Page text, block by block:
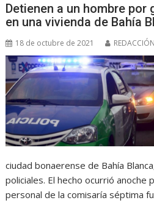
Detienen a un hombre por
en una vivienda de Bahía
18 de octubre de 2021 REDACCIÓN
ciudad bonaerense de Bahía
policiales. El hecho ocurrió anoche
personal de la comisaría séptima